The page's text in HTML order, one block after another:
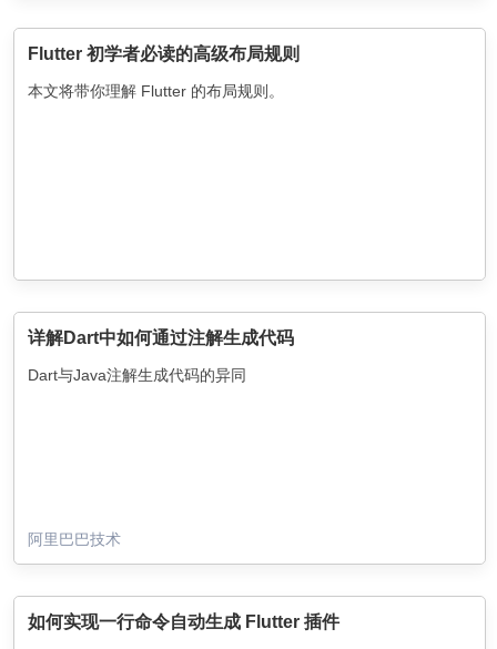
Flutter 初学者必读的高级布局规则
本文将带你理解 Flutter 的布局规则。
详解Dart中如何通过注解生成代码
Dart与Java注解生成代码的异同
阿里巴巴技术
如何实现一行命令自动生成 Flutter 插件